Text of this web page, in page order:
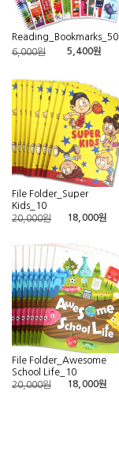
Reading_Bookmarks_50
6,000원
5,400원
File Folder_Super
Kids_10
20,000원
18,000원
File Folder_Awesome
School Life_10
20,000원
18,000원